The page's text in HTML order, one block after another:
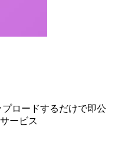
ロードするだけで即公
ービス